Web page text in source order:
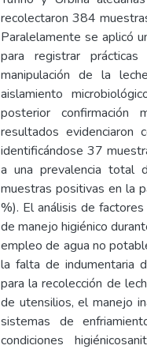
recolectaron 384
Paralelamente se aplicó
para registrar
manipulación de la
aislamiento
posterior confirmación
resultados evidenciaron
identificándose 37
a una prevalencia
muestras positivas en la
%). El análisis de
de manejo higiénico
empleo de agua no
la falta de indumentaria
para la recolección de
de utensilios, el manejo
sistemas de
condiciones